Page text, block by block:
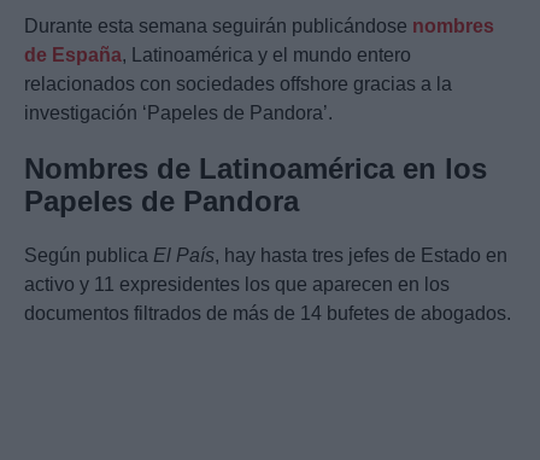
Durante esta semana seguirán publicándose nombres
de España, Latinoamérica y el mundo entero
relacionados con sociedades offshore gracias a la
investigación ‘Papeles de Pandora’.
Nombres de Latinoamérica en los
Papeles de Pandora
Según publica El País, hay hasta tres jefes de Estado en
activo y 11 expresidentes los que aparecen en los
documentos filtrados de más de 14 bufetes de abogados.